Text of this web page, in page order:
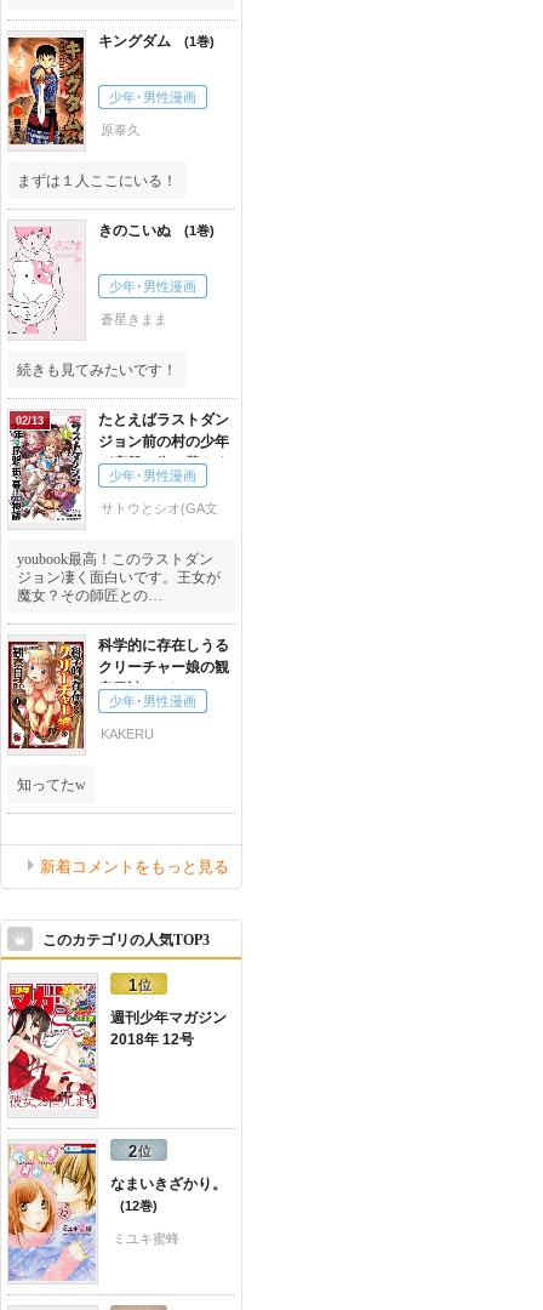
キングダム 1
少年･男性漫画
原泰久
まずは１人ここにいる！
きのこいぬ 1
少年･男性漫画
蒼星きまま
続きも見てみたいです！
02/13
たとえばラストダン
ジョン前の村の少年
が序盤の街で暮らす
ような物語
1
少年･男性漫画
サトウとシオ(GA文
刊), 臥待始 ,
和狸ナ
オ
youbook最高！このラストダン
ジョン凄く面白いです。王女が
魔女？その師匠との…
科学的に存在しうる
クリーチャー娘の観
察日誌
1
少年･男性漫画
KAKERU
知ってたw
新着コメントをもっと見る
このカテゴリの人気TOP3
週刊少年マガジン
2018年 12号
なまいきざかり。
12
ミユキ蜜蜂